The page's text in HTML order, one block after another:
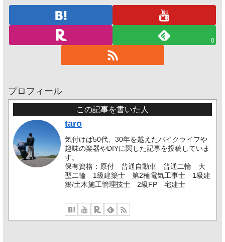
0
プロフィール
この記事を書いた人
taro
気付けば50代、30年を越えたバイクライフや
趣味の楽器やDIYに関した記事を投稿していま
す。
保有資格：原付 普通自動車 普通二輪 大
型二輪 1級建築士 第2種電気工事士 1級建
築/土木施工管理技士 2級FP 宅建士